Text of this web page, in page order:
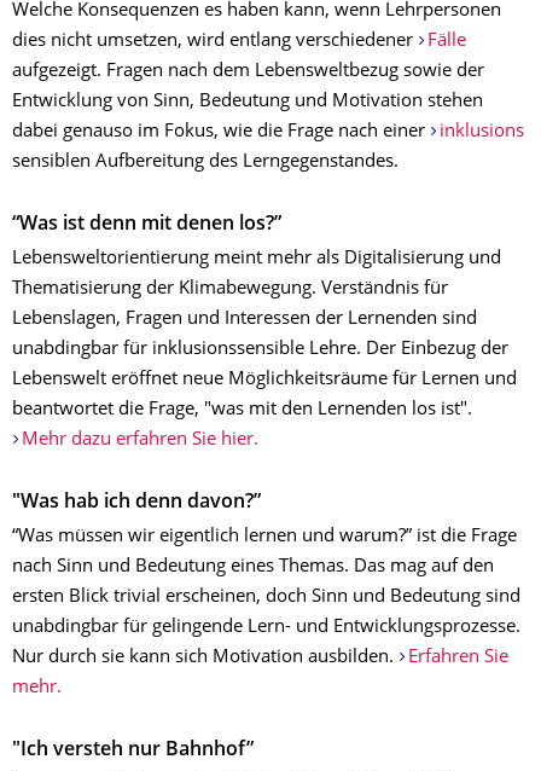
Welche Konsequenzen es haben kann, wenn Lehrpersonen
dies nicht umsetzen, wird entlang verschiedener
Fälle
aufgezeigt. Fragen nach dem Lebensweltbezug sowie der
Entwicklung von Sinn, Bedeutung und Motivation stehen
dabei genauso im Fokus, wie die Frage nach einer
inklusions
sensiblen Aufbereitung des Lerngegenstandes.
“Was ist denn mit denen los?”
Lebensweltorientierung meint mehr als Digitalisierung und
Thematisierung der Klimabewegung. Verständnis für
Lebenslagen, Fragen und Interessen der Lernenden sind
unabdingbar für inklusionssensible Lehre. Der Einbezug der
Lebenswelt eröffnet neue Möglichkeitsräume für Lernen und
beantwortet die Frage, "was mit den Lernenden los ist".
Mehr dazu erfahren Sie hier.
"Was hab ich denn davon?”
“Was müssen wir eigentlich lernen und warum?” ist die Frage
nach Sinn und Bedeutung eines Themas. Das mag auf den
ersten Blick trivial erscheinen, doch Sinn und Bedeutung sind
unabdingbar für gelingende Lern- und Entwicklungsprozesse.
Nur durch sie kann sich Motivation ausbilden.
Erfahren Sie
mehr.
"Ich versteh nur Bahnhof”